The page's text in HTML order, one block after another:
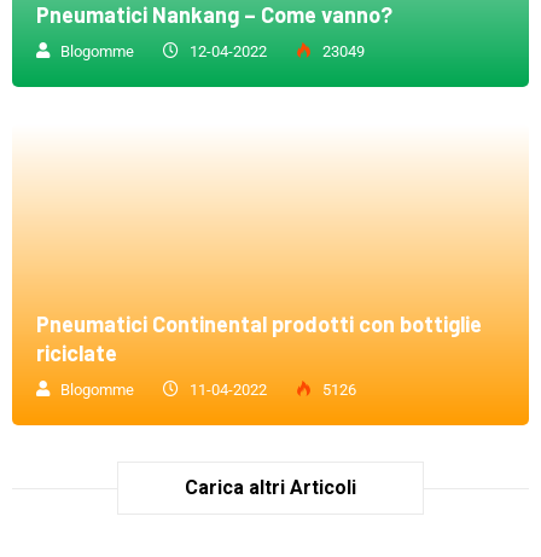
Pneumatici Nankang – Come vanno?
Blogomme 12-04-2022 23049
Pneumatici Continental prodotti con bottiglie
riciclate
Blogomme 11-04-2022 5126
Carica altri Articoli